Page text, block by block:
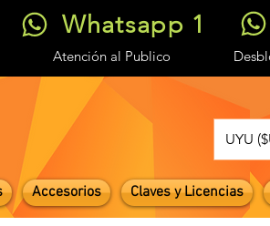
Whatsapp 1
Atención al Publico
UYU
Accesorios Claves y Licencias